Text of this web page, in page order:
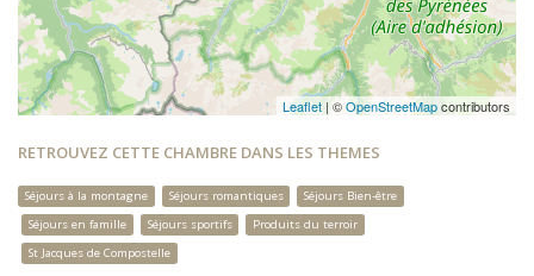
Leaflet | ©OpenStreetMapcontributors
RETROUVEZ CETTE CHAMBRE DANS LES THEMES
Séjours à la montagne Séjours romantiques
Séjours Bien-être
Séjours en famille
Séjours sportifs
Produits du terroir
St Jacques de Compostelle